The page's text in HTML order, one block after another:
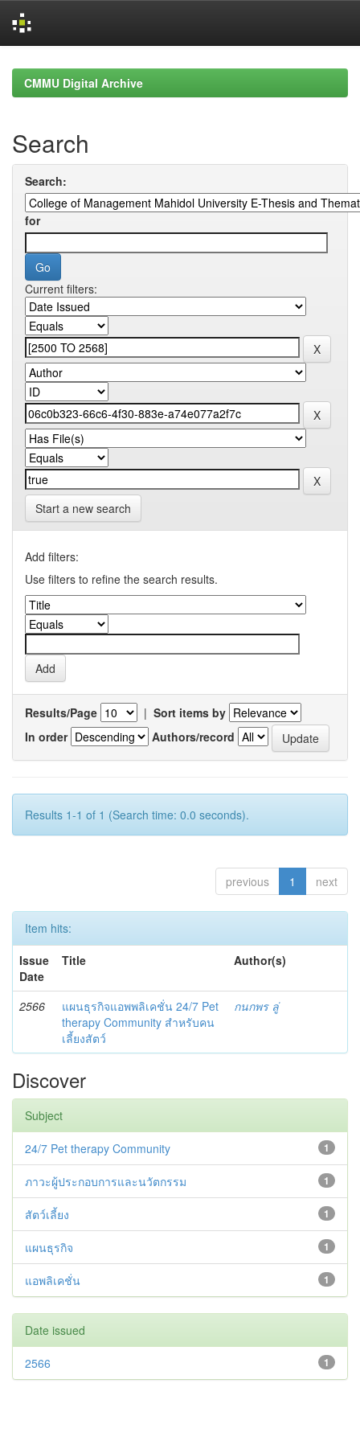
navigationCMMU Digital Archive
Search
Search:
for
Current filters:
Start a new search
Add filters:
Use filters to refine the search results.
Results/Page | Sort items by
In order
Authors/record
Results 1-1 of 1 (Search time: 0.0 seconds).
previous 1 next
Item hits:
Issue
Date
Title Author(s)
2566
แผนธุรกิจแอพพลิเคชั่น 24/7 Pet
therapy Community สำหรับคน
เลี้ยงสัตว์
กนกพร ลู่
Discover
Subject
1
24/7 Pet therapy Community
1
ภาวะผู้ประกอบการและนวัตกรรม
1
สัตว์เลี้ยง
1
แผนธุรกิจ
1
แอพลิเคชั่น
Date issued
1
2566